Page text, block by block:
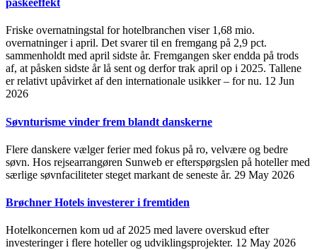
påskeeffekt
Friske overnatningstal for hotelbranchen viser 1,68 mio.
overnatninger i april. Det svarer til en fremgang på 2,9 pct.
sammenholdt med april sidste år. Fremgangen sker endda på trods
af, at påsken sidste år lå sent og derfor trak april op i 2025. Tallene
er relativt upåvirket af den internationale usikker – for nu. 12 Jun
2026
Søvnturisme vinder frem blandt danskerne
Flere danskere vælger ferier med fokus på ro, velvære og bedre
søvn. Hos rejsearrangøren Sunweb er efterspørgslen på hoteller med
særlige søvnfaciliteter steget markant de seneste år. 29 May 2026
Brøchner Hotels investerer i fremtiden
Hotelkoncernen kom ud af 2025 med lavere overskud efter
investeringer i flere hoteller og udviklingsprojekter. 12 May 2026